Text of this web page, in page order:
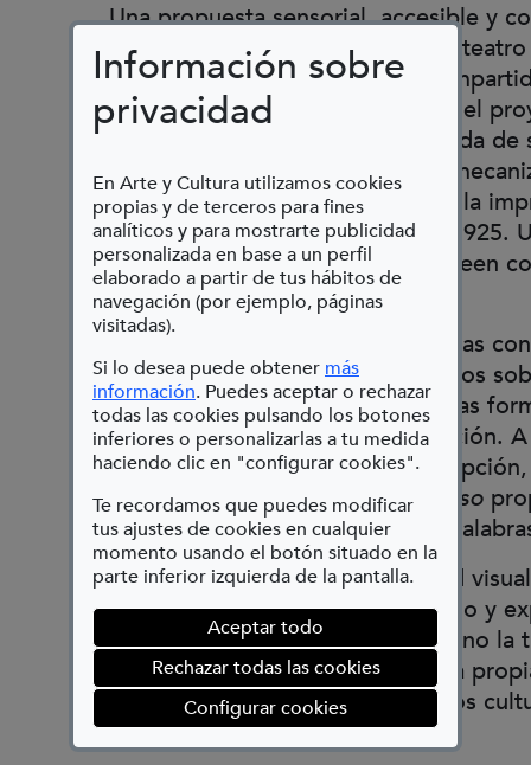
Información sobre
privacidad
En Arte y Cultura utilizamos cookies
propias y de terceros para fines
analíticos y para mostrarte publicidad
personalizada en base a un perfil
elaborado a partir de tus hábitos de
navegación (por ejemplo, páginas
visitadas).
Si lo desea puede obtener más
información(Abre en nueva ventana)
. Puedes aceptar o rechazar
todas las cookies pulsando los botones
inferiores o personalizarlas a tu medida
haciendo clic en "configurar cookies".
Te recordamos que puedes modificar
tus ajustes de cookies en cualquier
momento usando el botón situado en la
parte inferior izquierda de la pantalla.
Aceptar todo
Rechazar todas las cookies
Configurar cookies(abre en ventana
Una propuesta sensorial, accesible y
nace de una convicción firme: el
verdadero cuando puede ser
personas, sin barreras. Este año, el
homenaje a una efeméride cargada
cien años de la primera edición
Quijoteen braille, publicada por la
Colegio Nacional de Ciegos en 1925.
que abrió la literatura a quienes leen
los dedos.
Durante esta experiencia, personas
discapacidad visual nos reuniremos
del escenario para explorar nuevas
percepción, creación y participación.
música en directo, la
lectura en braille,Acaricia un verso
recorrido por los sentidos y las
Para quienes tienen discapacidad
es una oportunidad real de acceso y
contexto escénico. Para quienes no la
forma de comprender —desde la
necesidad de adaptar los espacios
las realidades.